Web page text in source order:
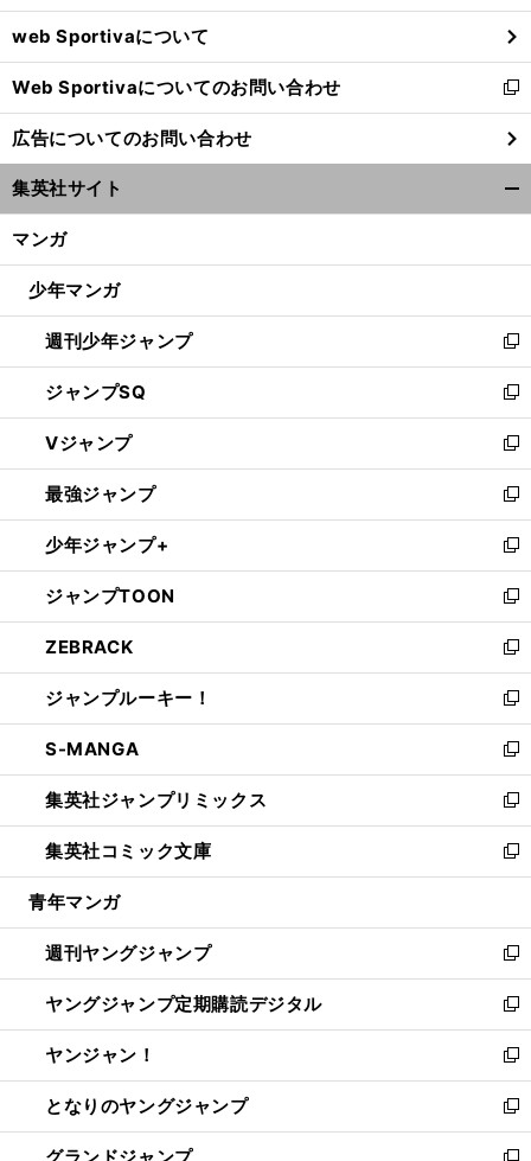
ウ
で
開
く
web Sportivaについて
Web Sportivaについてのお問い合わせ
新
し
い
ウ
ィ
ン
ウ
開
く
広告についてのお問い合わせ
集英社サイト
マンガ
少年マンガ
週刊少年ジャンプ
新
し
い
ウ
ィ
ン
ド
ウ
で
開
く
ジャンプSQ
新
し
い
ウ
ィ
ン
ド
ウ
で
開
く
Vジャンプ
新
し
い
ウ
ィ
ン
ド
ウ
で
開
く
最強ジャンプ
新
し
い
ウ
ィ
ン
ド
ウ
で
開
く
少年ジャンプ+
新
し
い
ウ
ィ
ン
ド
ウ
で
開
く
ジャンプTOON
新
し
い
ウ
ィ
ン
ド
ウ
で
開
く
ZEBRACK
新
し
い
ウ
ィ
ン
ド
ウ
で
開
ジャンプルーキー！
新
し
い
ウ
ィ
ン
ド
ウ
開
く
S-MANGA
新
し
い
ウ
ィ
ン
ウ
で
開
く
集英社ジャンプリミックス
新
し
い
ウ
ン
ド
ウ
で
開
く
集英社コミック文庫
新
し
ウ
ィ
ン
ド
ウ
で
開
く
青年マンガ
週刊ヤングジャンプ
新
し
い
ウ
ィ
ン
ド
ウ
ヤングジャンプ定期購読デジタル
新
し
い
ウ
ィ
ン
ヤンジャン！
新
し
い
ウ
となりのヤングジャンプ
新
し